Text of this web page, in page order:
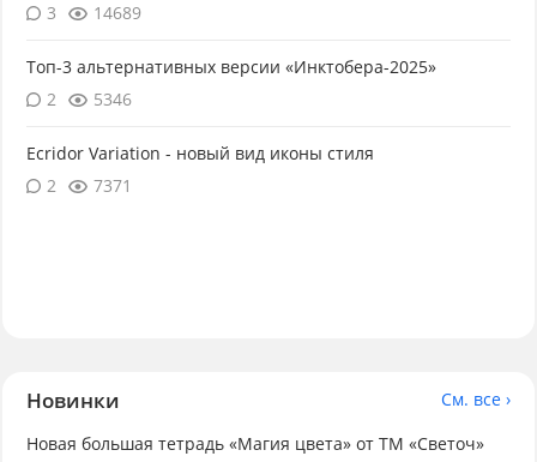
3
14689
Топ-3 альтернативных версии «Инктобера-2025»
2
5346
Ecridor Variation - новый вид иконы стиля
2
7371
Новинки
См. все ›
Новая большая тетрадь «Магия цвета» от ТМ «Светоч»